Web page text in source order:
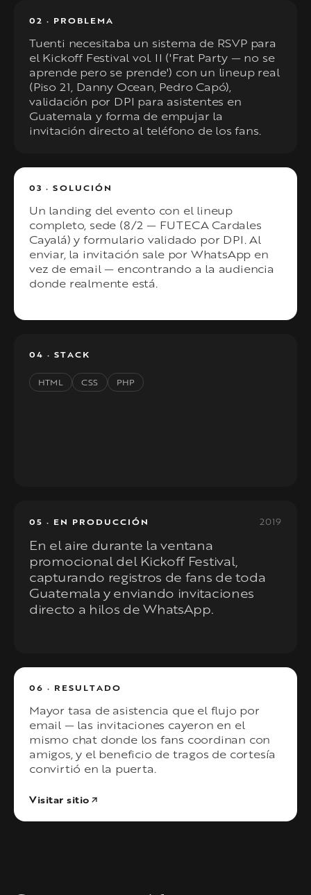
02 · PROBLEMA
Tuenti necesitaba un sistema de RSVP para
el Kickoff Festival vol. II ('Frat Party — no se
aprende pero se prende') con un lineup real
(Piso 21, Danny Ocean, Pedro Capó),
validación por DPI para asistentes en
Guatemala y forma de empujar la
invitación directo al teléfono de los fans.
03 · SOLUCIÓN
Un landing del evento con el lineup
completo, sede (8/2 — FUTECA Cardales
Cayalá) y formulario validado por DPI. Al
enviar, la invitación sale por WhatsApp en
vez de email — encontrando a la audiencia
donde realmente está.
04 · STACK
HTML CSS PHP
05 · EN PRODUCCIÓN 2019
En el aire durante la ventana
promocional del Kickoff Festival,
capturando registros de fans de toda
Guatemala y enviando invitaciones
directo a hilos de WhatsApp.
06 · RESULTADO
Mayor tasa de asistencia que el flujo por
email — las invitaciones cayeron en el
mismo chat donde los fans coordinan con
amigos, y el beneficio de tragos de cortesía
convirtió en la puerta.
Visitar sitio